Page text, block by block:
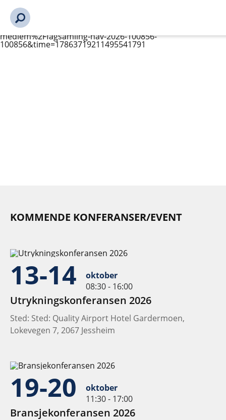
aktueltliste-mottanyhetsbrev%2Fmedlemmer-bli-
medlem%2Fbli-medlem%2Fmedlemmer-bli-medlem%2Fbli-
medlem%2Ffagsamling-hav-2026-100856-
100856&time=17863719211495541791
KOMMENDE KONFERANSER/EVENT
13-14
oktober
08:30 - 16:00
Utrykningskonferansen 2026
Sted: Sted: Quality Airport Hotel Gardermoen,
Lokevegen 7, 2067 Jessheim
19-20
oktober
11:30 - 17:00
Bransjekonferansen 2026